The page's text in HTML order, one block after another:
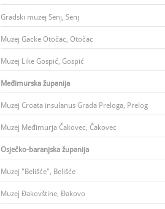
Gradski muzej Senj, Senj
Muzej Gacke Otočac, Otočac
Muzej Like Gospić, Gospić
Međimurska županija
Muzej Croata insulanus Grada Preloga, Prelog
Muzej Međimurja Čakovec, Čakovec
Osječko-baranjska županija
Muzej "Belišće", Belišće
Muzej Đakovštine, Đakovo